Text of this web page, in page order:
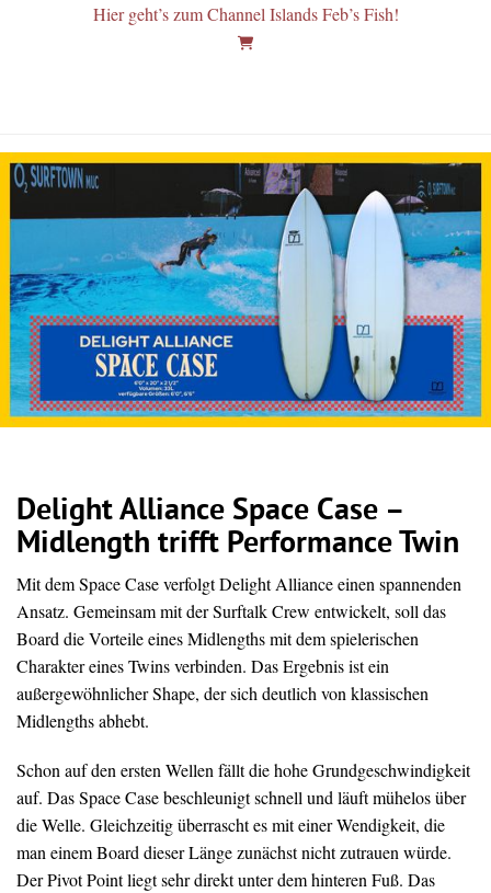
Hier geht’s zum Channel Islands Feb’s Fish!
Delight Alliance Space Case –
Midlength trifft Performance Twin
Mit dem Space Case verfolgt Delight Alliance einen spannenden
Ansatz. Gemeinsam mit der Surftalk Crew entwickelt, soll das
Board die Vorteile eines Midlengths mit dem spielerischen
Charakter eines Twins verbinden. Das Ergebnis ist ein
außergewöhnlicher Shape, der sich deutlich von klassischen
Midlengths abhebt.
Schon auf den ersten Wellen fällt die hohe Grundgeschwindigkeit
auf. Das Space Case beschleunigt schnell und läuft mühelos über
die Welle. Gleichzeitig überrascht es mit einer Wendigkeit, die
man einem Board dieser Länge zunächst nicht zutrauen würde.
Der Pivot Point liegt sehr direkt unter dem hinteren Fuß. Das